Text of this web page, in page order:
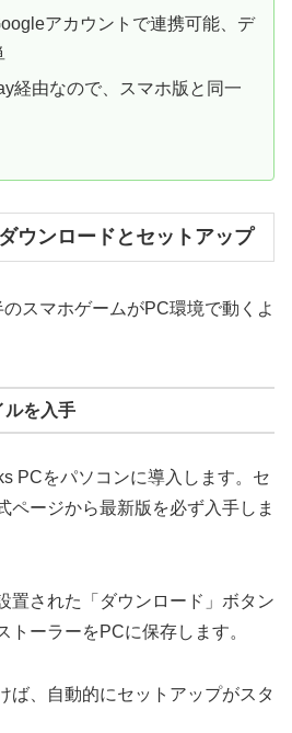
アカウントで連携可能、デ
経由なので、スマホ版と同一
ウンロードとセットアップ
スマホゲームがPC環境で動くよ
ルを入手
PCをパソコンに導入します。セ
ページから最新版を必ず入手しま
置された「ダウンロード」ボタン
トーラーをPCに保存します。
ば、自動的にセットアップがスタ